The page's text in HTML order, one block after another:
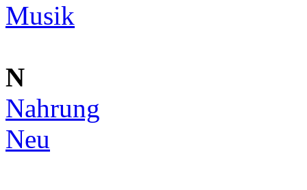
Musik
N
Nahrung
Neu